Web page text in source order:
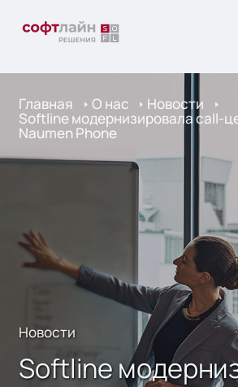
Главная О нас Новости
Softline модернизировала call-
Naumen Phone
Новости
Softline